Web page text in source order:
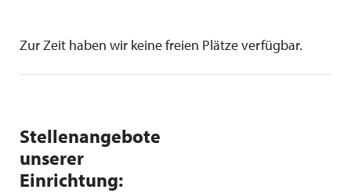
Zur Zeit haben wir keine freien Plätze verfügbar.
Stellenangebote
unserer
Einrichtung: